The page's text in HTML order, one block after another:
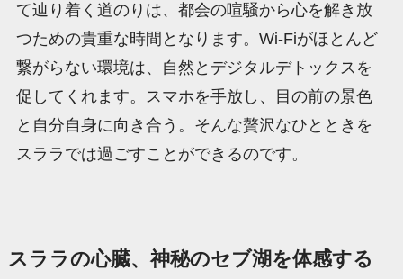
て辿り着く道のりは、都会の喧騒から心を解き放
つための貴重な時間となります。Wi-Fiがほとんど
繋がらない環境は、自然とデジタルデトックスを
促してくれます。スマホを手放し、目の前の景色
と自分自身に向き合う。そんな贅沢なひとときを
スララでは過ごすことができるのです。
スララの心臓、神秘のセブ湖を体感する